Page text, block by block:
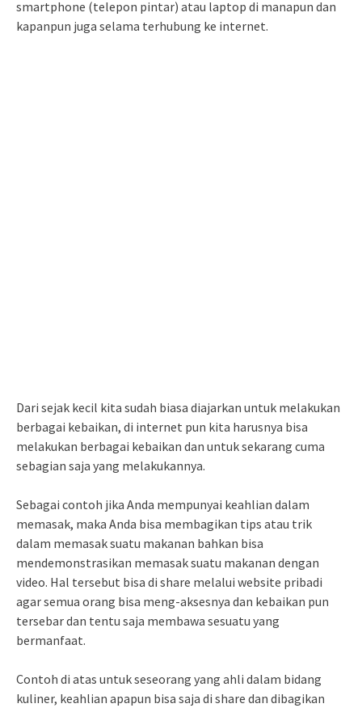
smartphone (telepon pintar) atau laptop di manapun dan
kapanpun juga selama terhubung ke internet.
Dari sejak kecil kita sudah biasa diajarkan untuk melakukan
berbagai kebaikan, di internet pun kita harusnya bisa
melakukan berbagai kebaikan dan untuk sekarang cuma
sebagian saja yang melakukannya.
Sebagai contoh jika Anda mempunyai keahlian dalam
memasak, maka Anda bisa membagikan tips atau trik
dalam memasak suatu makanan bahkan bisa
mendemonstrasikan memasak suatu makanan dengan
video. Hal tersebut bisa di share melalui website pribadi
agar semua orang bisa meng-aksesnya dan kebaikan pun
tersebar dan tentu saja membawa sesuatu yang
bermanfaat.
Contoh di atas untuk seseorang yang ahli dalam bidang
kuliner, keahlian apapun bisa saja di share dan dibagikan